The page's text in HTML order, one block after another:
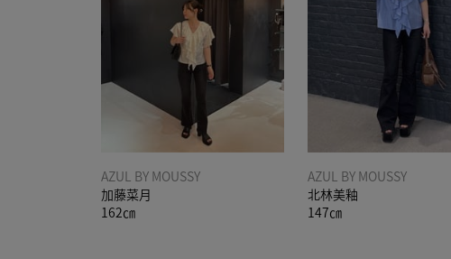
AZUL BY MOUSSY
加藤菜月
162㎝
AZUL BY MOUSSY
北林美釉
147㎝